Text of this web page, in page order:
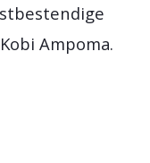
Ampoma.